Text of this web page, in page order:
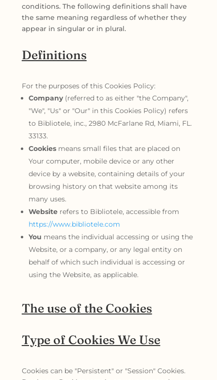
conditions. The following definitions shall have
the same meaning regardless of whether they
appear in singular or in plural.
Definitions
For the purposes of this Cookies Policy:
Company(referred to as either "the Company",
"We", "Us" or "Our" in this Cookies Policy) refers
to Bibliotele, inc., 2980 McFarlane Rd, Miami, FL.
33133.
Cookiesmeans small files that are placed on
Your computer, mobile device or any other
device by a website, containing details of your
browsing history on that website among its
many uses.
Websiterefers to Bibliotele, accessible from
https://www.bibliotele.com
You means the individual accessing or using the
Website, or a company, or any legal entity on
behalf of which such individual is accessing or
using the Website, as applicable.
The use of the Cookies
Type of Cookies We Use
Cookies can be "Persistent" or "Session" Cookies.